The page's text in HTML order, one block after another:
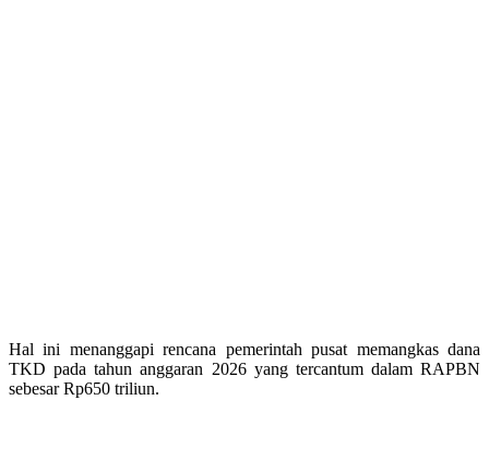
Hal ini menanggapi rencana pemerintah pusat memangkas dana
TKD pada tahun anggaran 2026 yang tercantum dalam RAPBN
sebesar Rp650 triliun.